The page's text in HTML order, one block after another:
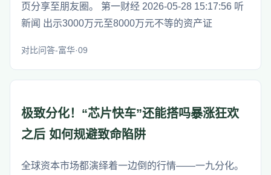
页分享至朋友圈。 第一财经 2026-05-28 15:17:56 听
新闻 出示3000万元至8000万元不等的资产证
对比问答-富华·09
极致分化！“芯片快车”还能搭吗暴涨狂欢
之后 如何规避致命陷阱
全球资本市场都演绎着一边倒的行情——一九分化。